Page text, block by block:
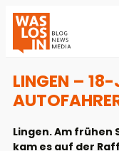
LINGEN – 18-
Lingen. Am frühen
kam es auf der